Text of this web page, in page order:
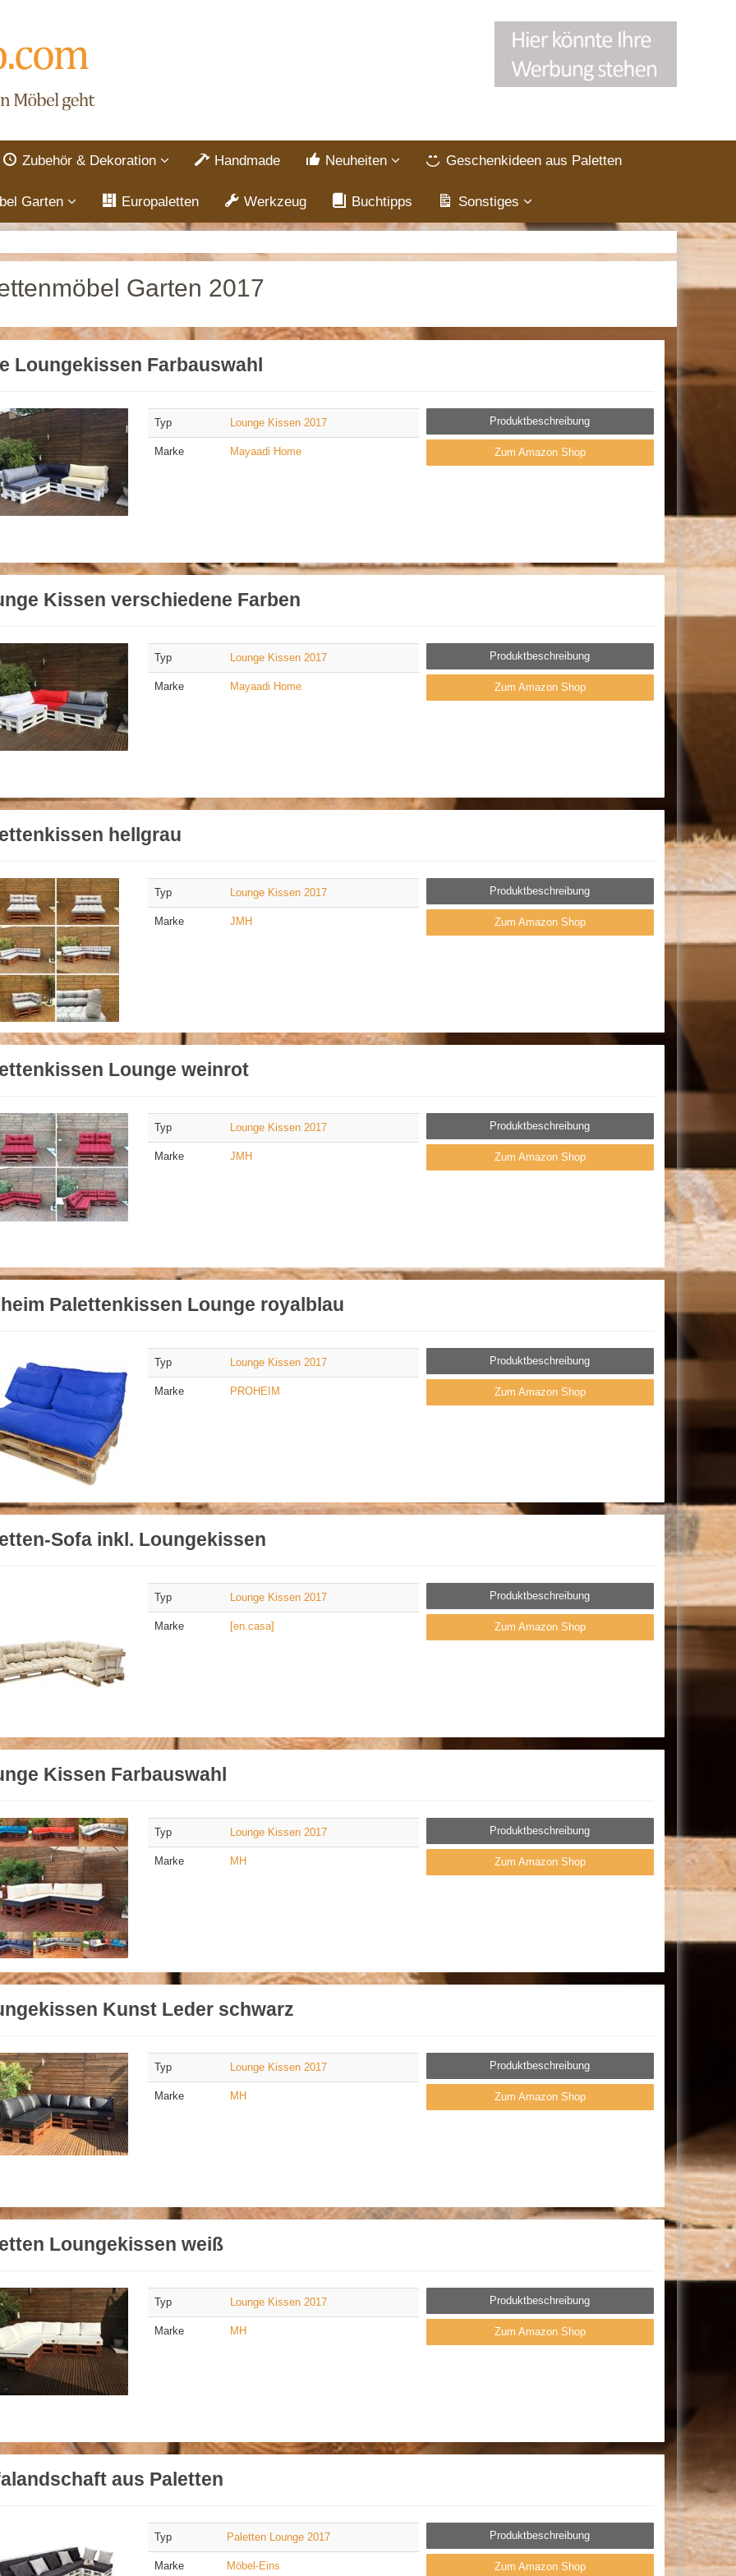
Zubehör & Dekoration Handmade Neuheiten Geschenkideen aus Paletten
Garten Europaletten Werkzeug Buchtipps Sonstiges
Garten 2017
Loungekissen Farbauswahl
Typ Lounge Kissen 2017
Marke Mayaadi Home
Produktbeschreibung
Zum Amazon Shop
Kissen verschiedene Farben
Typ Lounge Kissen 2017
Marke Mayaadi Home
Produktbeschreibung
Zum Amazon Shop
hellgrau
Typ Lounge Kissen 2017
Marke JMH
Produktbeschreibung
Zum Amazon Shop
Lounge weinrot
Typ Lounge Kissen 2017
Marke JMH
Produktbeschreibung
Zum Amazon Shop
Palettenkissen Lounge royalblau
Typ Lounge Kissen 2017
Marke PROHEIM
Produktbeschreibung
Zum Amazon Shop
Sofa inkl. Loungekissen
Typ Lounge Kissen 2017
Marke [en.casa]
Produktbeschreibung
Zum Amazon Shop
Kissen Farbauswahl
Typ Lounge Kissen 2017
Marke MH
Produktbeschreibung
Zum Amazon Shop
Kunst Leder schwarz
Typ Lounge Kissen 2017
Marke MH
Produktbeschreibung
Zum Amazon Shop
Loungekissen weiß
Typ Lounge Kissen 2017
Marke MH
Produktbeschreibung
Zum Amazon Shop
aus Paletten
Typ Paletten Lounge 2017
Marke Möbel-Eins
Produktbeschreibung
Zum Amazon Shop